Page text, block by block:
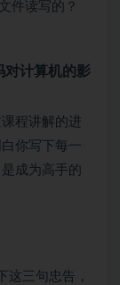
件读写的？
对计算机的影
程讲解的进
你写下每一
成为高手的
这三句忠告，